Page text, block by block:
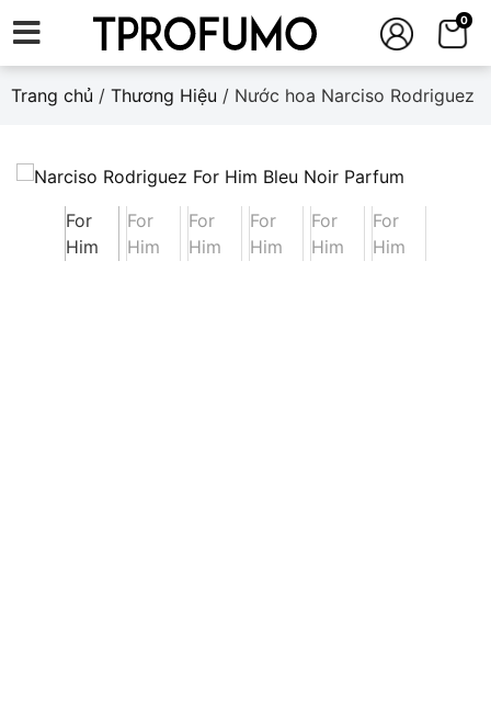
0
Trang chủ / Thương Hiệu / Nước hoa Narciso Rodriguez